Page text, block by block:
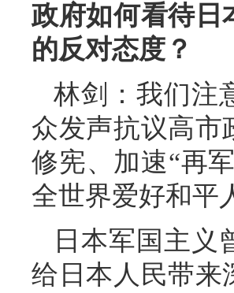
政府如何看待日
的反对态度？
林剑：我们注
众发声抗议高市
修宪、加速“再
全世界爱好和平
日本军国主义
给日本人民带来